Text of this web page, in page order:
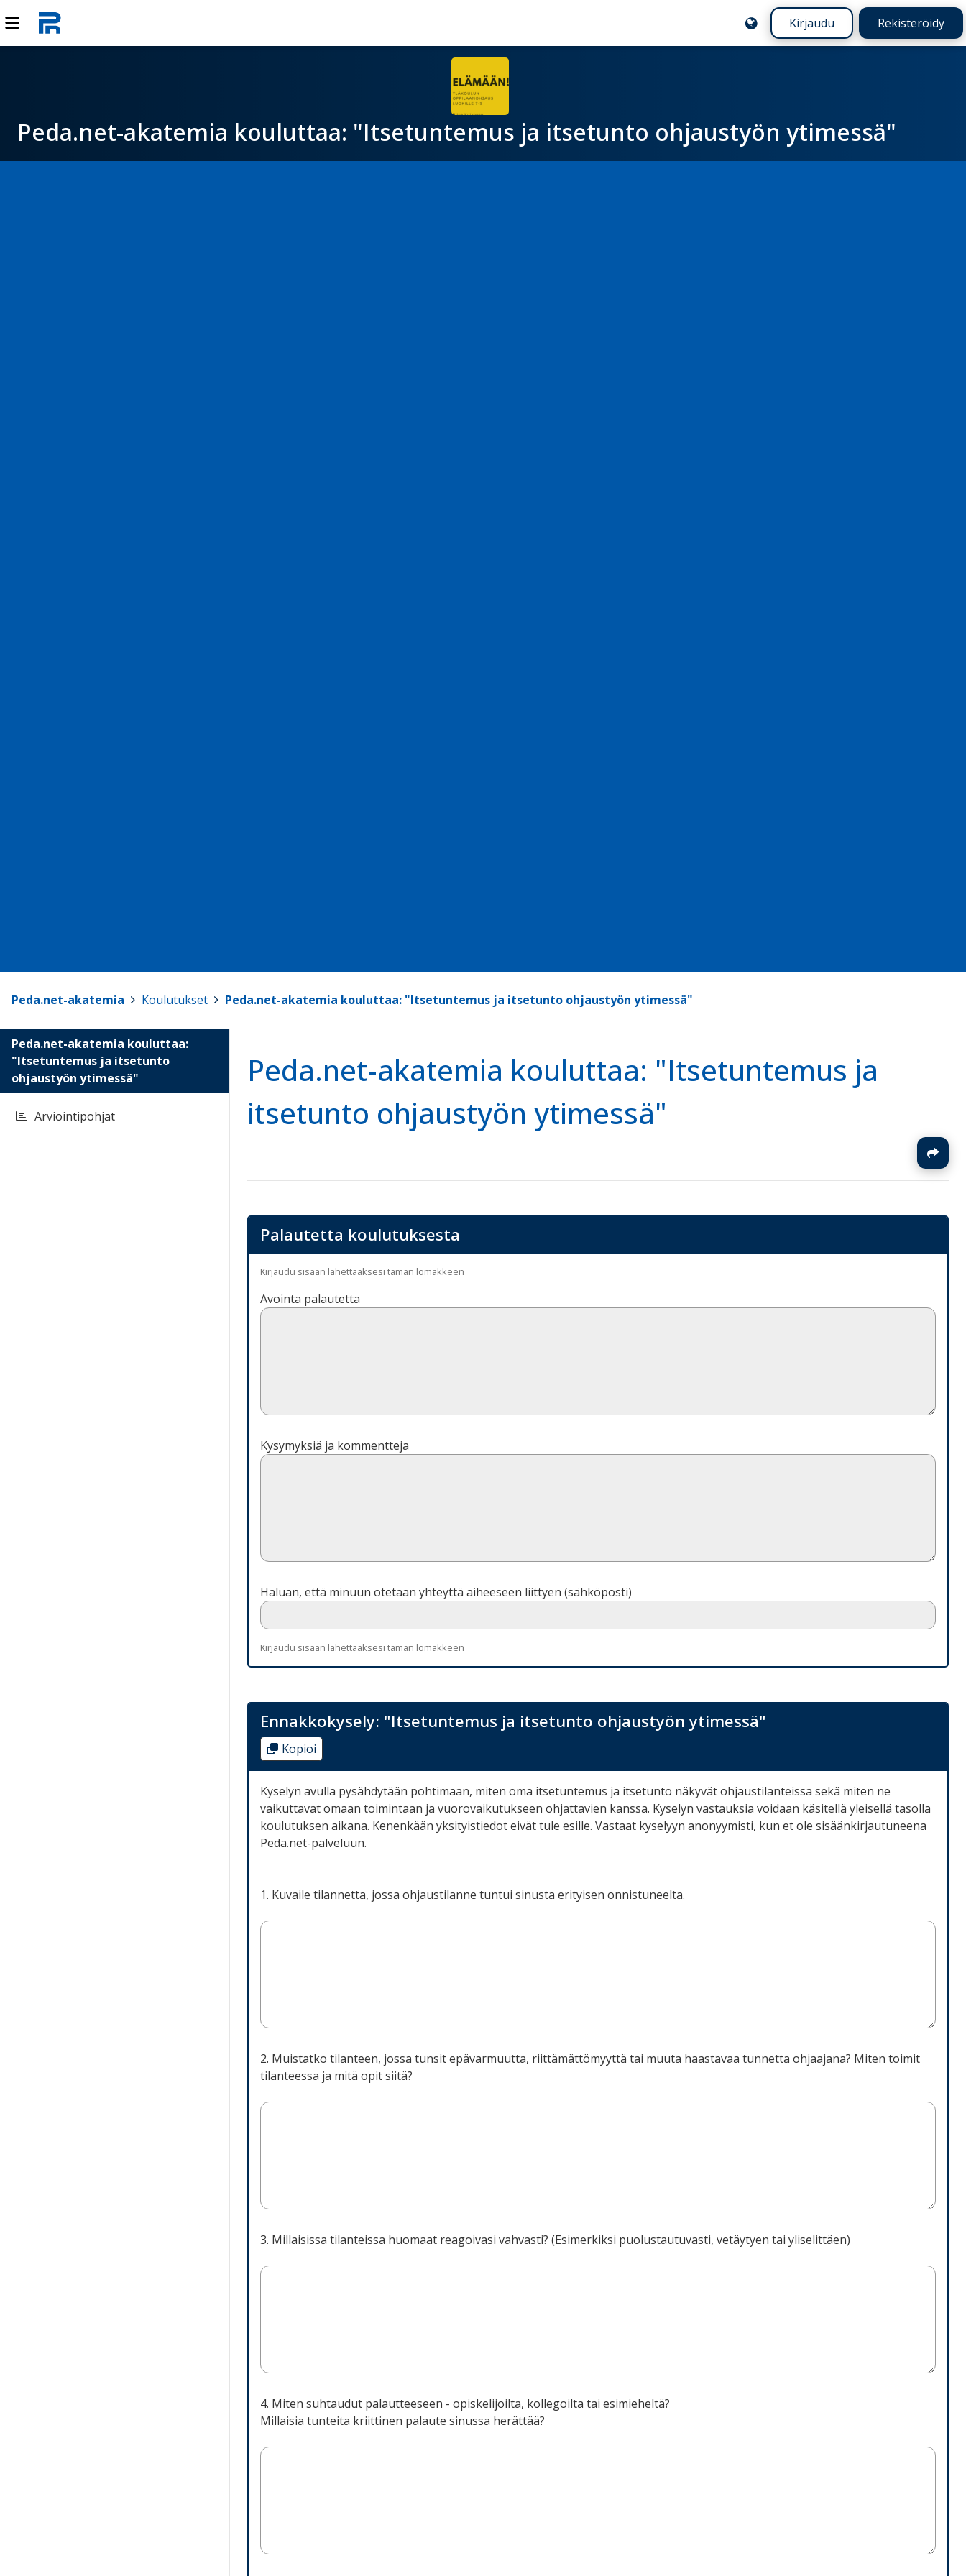
Kirjaudu Rekisteröidy
Peda.net-akatemia kouluttaa: "Itsetuntemus ja itsetunto ohjaustyön ytimessä"
Peda.net-akatemia Koulutukset Peda.net-akatemia kouluttaa: "Itsetuntemus ja itsetunto ohjaustyön ytimessä"
Peda.net-akatemia kouluttaa: "Itsetuntemus ja
itsetunto ohjaustyön ytimessä"
Palautetta koulutuksesta
Kirjaudu sisään lähettääksesi tämän lomakkeen
Avointa palautetta
Kysymyksiä ja kommentteja
Haluan, että minuun otetaan yhteyttä aiheeseen liittyen (sähköposti)
Kirjaudu sisään lähettääksesi tämän lomakkeen
Ennakkokysely: "Itsetuntemus ja itsetunto ohjaustyön ytimessä"
Kopioi
Kyselyn avulla pysähdytään pohtimaan, miten oma itsetuntemus ja itsetunto näkyvät ohjaustilanteissa sekä miten ne
vaikuttavat omaan toimintaan ja vuorovaikutukseen ohjattavien kanssa. Kyselyn vastauksia voidaan käsitellä yleisellä tasolla
koulutuksen aikana. Kenenkään yksityistiedot eivät tule esille. Vastaat kyselyyn anonyymisti, kun et ole sisäänkirjautuneena
Peda.net-palveluun.
1. Kuvaile tilannetta, jossa ohjaustilanne tuntui sinusta erityisen onnistuneelta.
2. Muistatko tilanteen, jossa tunsit epävarmuutta, riittämättömyyttä tai muuta haastavaa tunnetta ohjaajana? Miten toimit
tilanteessa ja mitä opit siitä?
3. Millaisissa tilanteissa huomaat reagoivasi vahvasti? (Esimerkiksi puolustautuvasti, vetäytyen tai yliselittäen)
4. Miten suhtaudut palautteeseen - opiskelijoilta, kollegoilta tai esimieheltä?
Millaisia tunteita kriittinen palaute sinussa herättää?
Peda.net-akatemia kouluttaa:
"Itsetuntemus ja itsetunto
ohjaustyön ytimessä"
Arviointipohjat